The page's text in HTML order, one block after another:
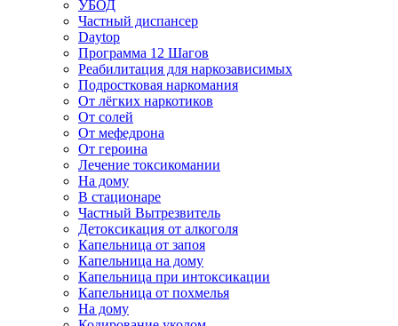
УБОД
Частный диспансер
Daytop
Программа 12 Шагов
Реабилитация для наркозависимых
Подростковая наркомания
От лёгких наркотиков
От солей
От мефедрона
От героина
Лечение токсикомании
На дому
В стационаре
Частный Вытрезвитель
Детоксикация от алкоголя
Капельница от запоя
Капельница на дому
Капельница при интоксикации
Капельница от похмелья
На дому